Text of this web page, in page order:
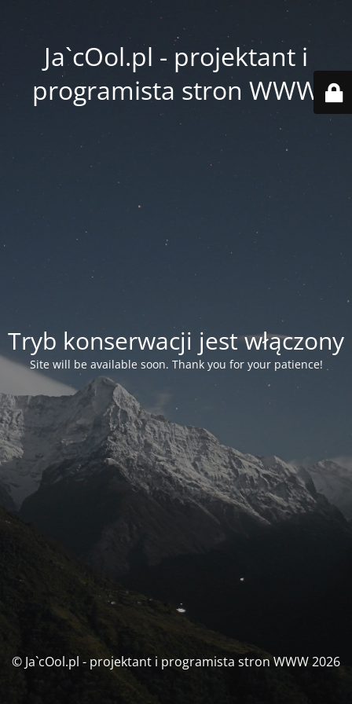
Ja`cOol.pl - projektant i
programista stron WWW
Tryb konserwacji jest włączony
Site will be available soon. Thank you for your patience!
© Ja`cOol.pl - projektant i programista stron WWW 2026